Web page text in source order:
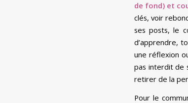
de fond) et
clés, voir
ses posts, le
d’apprendre,
une réflexion
pas interdit de
retirer de la
Pour le